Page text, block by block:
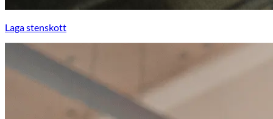
Laga stenskott